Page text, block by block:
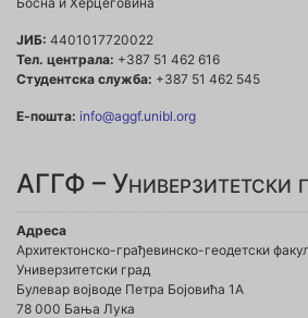
ЈИБ: 4401017720022
Тел. централа: +387 51 462 616
Студентска служба: +387 51 462 545
Е-пошта: info@aggf.unibl.org
АГГФ – Универзитетски
Адреса
Архитектонско-грађевинско-геодетски
Универзитетски град
Булевар војводе Петра Бојовића 1A
78 000 Бања Лука